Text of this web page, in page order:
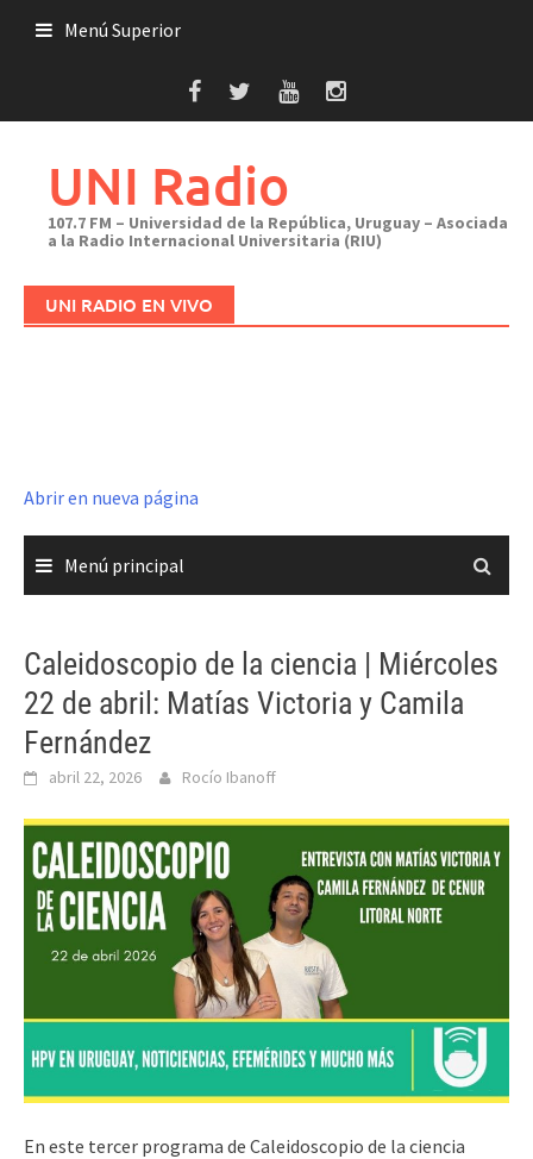
Menú Superior
UNI Radio
107.7 FM – Universidad de la República, Uruguay – Asociada
a la Radio Internacional Universitaria (RIU)
UNI RADIO EN VIVO
Abrir en nueva página
Menú principal
Caleidoscopio de la ciencia | Miércoles
22 de abril: Matías Victoria y Camila
Fernández
abril 22, 2026 Rocío Ibanoff
En este tercer programa de Caleidoscopio de la ciencia